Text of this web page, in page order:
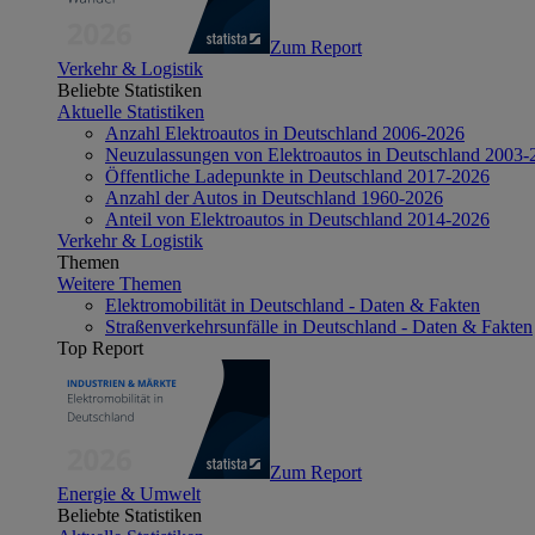
Zum Report
Verkehr & Logistik
Beliebte Statistiken
Aktuelle Statistiken
Anzahl Elektroautos in Deutschland 2006-2026
Neuzulassungen von Elektroautos in Deutschland 2003-
Öffentliche Ladepunkte in Deutschland 2017-2026
Anzahl der Autos in Deutschland 1960-2026
Anteil von Elektroautos in Deutschland 2014-2026
Verkehr & Logistik
Themen
Weitere Themen
Elektromobilität in Deutschland - Daten & Fakten
Straßenverkehrsunfälle in Deutschland - Daten & Fakten
Top Report
Zum Report
Energie & Umwelt
Beliebte Statistiken